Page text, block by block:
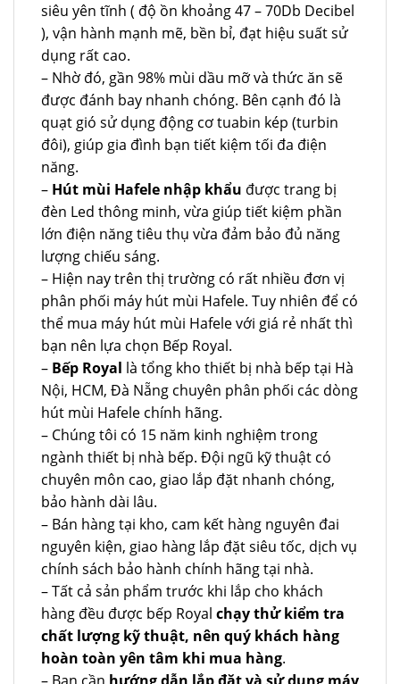
siêu yên tĩnh ( độ ồn khoảng 47 – 70Db Decibel
), vận hành mạnh mẽ, bền bỉ, đạt hiệu suất sử
dụng rất cao.
– Nhờ đó, gần 98% mùi dầu mỡ và thức ăn sẽ
được đánh bay nhanh chóng. Bên cạnh đó là
quạt gió sử dụng động cơ tuabin kép (turbin
đôi), giúp gia đình bạn tiết kiệm tối đa điện
năng.
– Hút mùi Hafele nhập khẩu được trang bị
đèn Led thông minh, vừa giúp tiết kiệm phần
lớn điện năng tiêu thụ vừa đảm bảo đủ năng
lượng chiếu sáng.
– Hiện nay trên thị trường có rất nhiều đơn vị
phân phối máy hút mùi Hafele. Tuy nhiên để có
thể mua máy hút mùi Hafele với giá rẻ nhất thì
bạn nên lựa chọn Bếp Royal.
– Bếp Royal là tổng kho thiết bị nhà bếp tại Hà
Nội, HCM, Đà Nẵng chuyên phân phối các dòng
hút mùi Hafele chính hãng.
– Chúng tôi có 15 năm kinh nghiệm trong
ngành thiết bị nhà bếp. Đội ngũ kỹ thuật có
chuyên môn cao, giao lắp đặt nhanh chóng,
bảo hành dài lâu.
– Bán hàng tại kho, cam kết hàng nguyên đai
nguyên kiện, giao hàng lắp đặt siêu tốc, dịch vụ
chính sách bảo hành chính hãng tại nhà.
– Tất cả sản phẩm trước khi lắp cho khách
hàng đều được bếp Royal chạy thử kiểm tra
chất lượng kỹ thuật, nên quý khách hàng
hoàn toàn yên tâm khi mua hàng.